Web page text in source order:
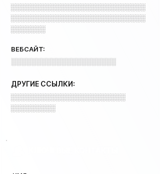
░░░░░░░░░░░░░░░░░░░░░░░░░░░
░░░░░░░░░░░░░░░░░░░░░░░░░░░
░░░░░░░
ВЕБСАЙТ:
░░░░░░░░░░░░░░░░░░░░░
ДРУГИЕ ССЫЛКИ:
░░░░░░░░░░░░░░░░░░░░░░░
░░░░░░░░░